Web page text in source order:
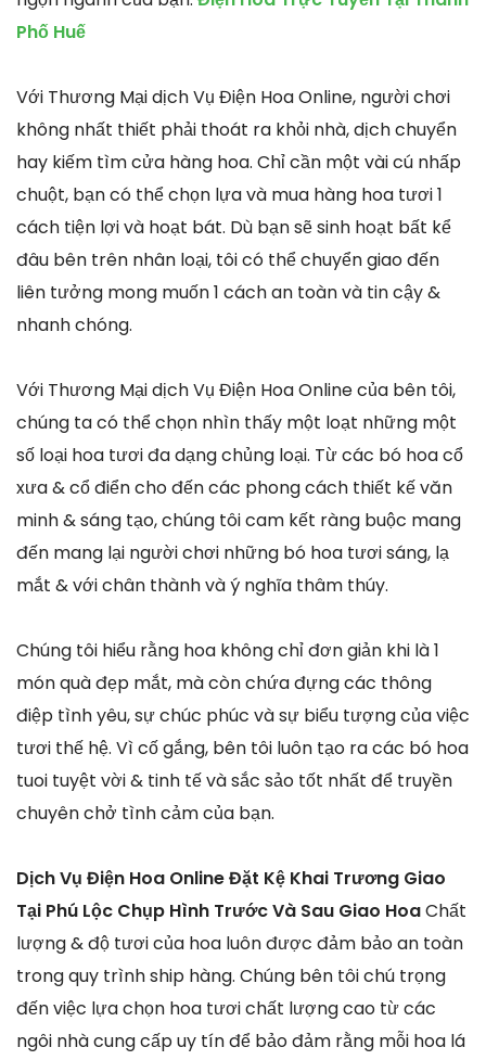
Phố Huế
Với Thương Mại dịch Vụ Điện Hoa Online, người chơi
không nhất thiết phải thoát ra khỏi nhà, dịch chuyển
hay kiếm tìm cửa hàng hoa. Chỉ cần một vài cú nhấp
chuột, bạn có thể chọn lựa và mua hàng hoa tươi 1
cách tiện lợi và hoạt bát. Dù bạn sẽ sinh hoạt bất kể
đâu bên trên nhân loại, tôi có thể chuyển giao đến
liên tưởng mong muốn 1 cách an toàn và tin cậy &
nhanh chóng.
Với Thương Mại dịch Vụ Điện Hoa Online của bên tôi,
chúng ta có thể chọn nhìn thấy một loạt những một
số loại hoa tươi đa dạng chủng loại. Từ các bó hoa cổ
xưa & cổ điển cho đến các phong cách thiết kế văn
minh & sáng tạo, chúng tôi cam kết ràng buộc mang
đến mang lại người chơi những bó hoa tươi sáng, lạ
mắt & với chân thành và ý nghĩa thâm thúy.
Chúng tôi hiểu rằng hoa không chỉ đơn giản khi là 1
món quà đẹp mắt, mà còn chứa đựng các thông
điệp tình yêu, sự chúc phúc và sự biểu tượng của việc
tươi thế hệ. Vì cố gắng, bên tôi luôn tạo ra các bó hoa
tuoi tuyệt vời & tinh tế và sắc sảo tốt nhất để truyền
chuyên chở tình cảm của bạn.
Dịch Vụ Điện Hoa Online Đặt Kệ Khai Trương Giao
Tại Phú Lộc Chụp Hình Trước Và Sau Giao HoaChất
lượng & độ tươi của hoa luôn được đảm bảo an toàn
trong quy trình ship hàng. Chúng bên tôi chú trọng
đến việc lựa chọn hoa tươi chất lượng cao từ các
ngôi nhà cung cấp uy tín để bảo đảm rằng mỗi hoa lá